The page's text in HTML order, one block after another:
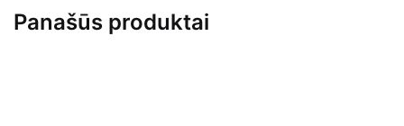
Panašūs produktai